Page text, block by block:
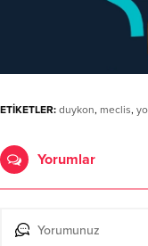
ETİKETLER: duykon, meclis,
Yorumlar